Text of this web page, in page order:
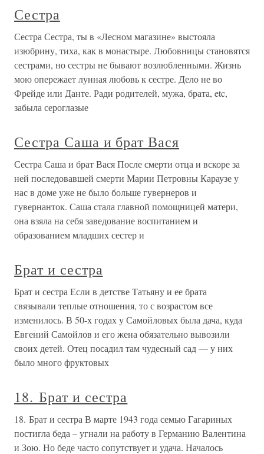
Сестра
Сестра Сестра, ты в «Лесном магазине» выстояла
изюбрину, тиха, как в монастыре. Любовницы становятся
сестрами, но сестры не бывают возлюбленными. Жизнь
мою опережает лунная любовь к сестре. Дело не во
Фрейде или Данте. Ради родителей, мужа, брата, etc,
забыла сероглазые
Сестра Саша и брат Вася
Сестра Саша и брат Вася После смерти отца и вскоре за
ней последовавшей смерти Марии Петровны Караузе у
нас в доме уже не было больше гувернеров и
гувернанток. Саша стала главной помощницей матери,
она взяла на себя заведование воспитанием и
образованием младших сестер и
Брат и сестра
Брат и сестра Если в детстве Татьяну и ее брата
связывали теплые отношения, то с возрастом все
изменилось. В 50-х годах у Самойловых была дача, куда
Евгений Самойлов и его жена обязательно вывозили
своих детей. Отец посадил там чудесный сад — у них
было много фруктовых
18. Брат и сестра
18. Брат и сестра В марте 1943 года семью Гагариных
постигла беда – угнали на работу в Германию Валентина
и Зою. Но беде часто сопутствует и удача. Началось